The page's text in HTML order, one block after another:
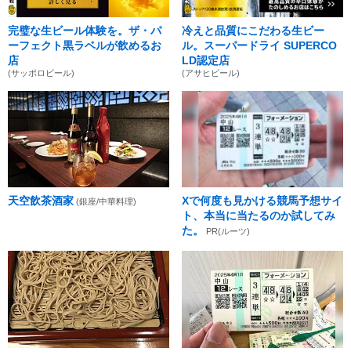
完璧な生ビール体験を。ザ・パ
ーフェクト黒ラベルが飲めるお
店
(サッポロビール)
冷えと品質にこだわる生ビー
ル。スーパードライ SUPERCO
LD認定店
(アサヒビール)
天空飲茶酒家 (銀座/中華料理)
Xで何度も見かける競馬予想サイ
ト、本当に当たるのか試してみ
た。
PR(ルーツ)